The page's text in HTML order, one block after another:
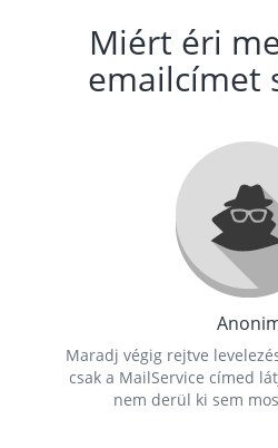
Miért éri
emailcímet
Maradj végig rejtve
csak a MailService címed
nem derül ki sem